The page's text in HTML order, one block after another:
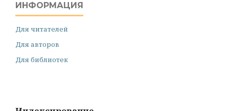
ИНФОРМАЦИЯ
Для читателей
Для авторов
Для библиотек